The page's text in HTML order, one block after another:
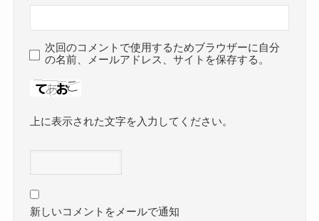
次回のコメントで使用するためブラウザーに自分
の名前、メールアドレス、サイトを保存する。
上に表示された文字を入力してください。
新しいコメントをメールで通知